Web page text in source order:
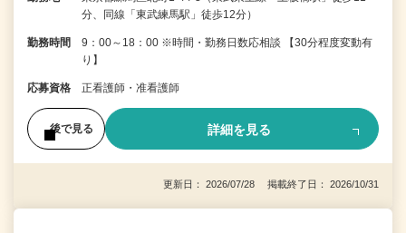
分、同線「東武練馬駅」徒歩12分）
勤務時間
9：00～18：00 ※時間・勤務日数応相談 【30分程度変動有
り】
応募資格 正看護師・准看護師
後で見る 詳細を見る
更新日： 2026/07/28 掲載終了日： 2026/10/31